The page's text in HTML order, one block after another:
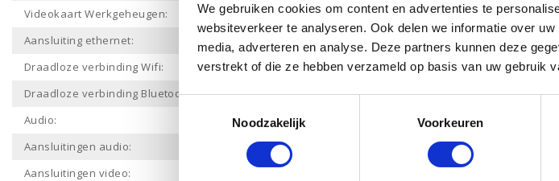
We gebruiken cookies om content en advertenties te
websiteverkeer te analyseren. Ook delen we informatie over
media, adverteren en analyse. Deze partners kunnen deze
verstrekt of die ze hebben verzameld op basis van uw gebruik
Noodzakelijk
Voorkeuren
Videokaart Werkgeheugen:
12 Gb
Aansluiting ethernet:
Draadloze verbinding Wifi:
Ja
Draadloze verbinding Bluetooth:
Ja
Audio:
HP Audio
Aansluitingen audio:
Hoofdtelefoon-Microfoon
Aansluitingen video: